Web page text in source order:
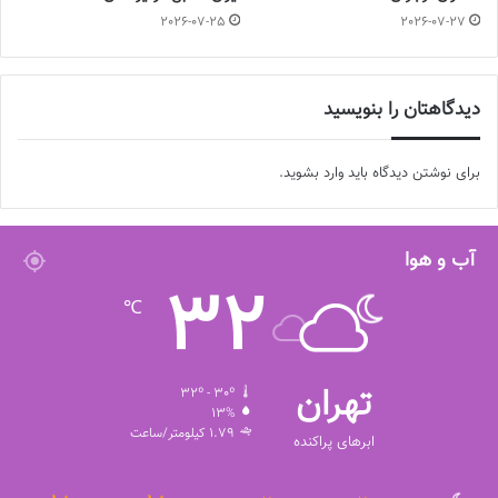
2026-07-27
2026-07-25
دیدگاهتان را بنویسید
برای نوشتن دیدگاه باید وارد بشوید.
آب و هوا
تهران
ابرهای پراکنده
32
℃
32º - 30º
13%
1.79 کیلومتر/ساعت